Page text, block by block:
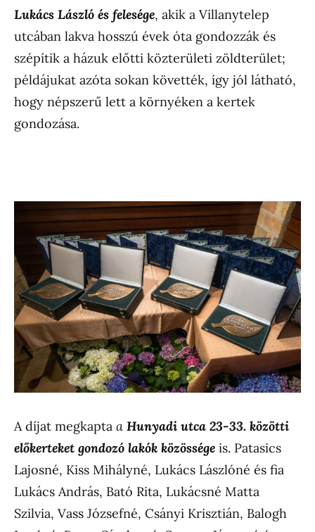
Lukács László és felesége, akik a Villanytelep
utcában lakva hosszú évek óta gondozzák és
szépítik a házuk előtti közterületi zöldterület;
példájukat azóta sokan követték, így jól látható,
hogy népszerű lett a környéken a kertek
gondozása.
A díjat megkapta a Hunyadi utca 23-33. közötti
előkerteket gondozó lakók közössége is. Patasics
Lajosné, Kiss Mihályné, Lukács Lászlóné és fia
Lukács András, Bató Rita, Lukácsné Matta
Szilvia, Vass Józsefné, Csányi Krisztián, Balogh